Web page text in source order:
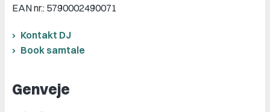
EAN nr.: 5790002490071
Kontakt DJ
Book samtale
Genveje